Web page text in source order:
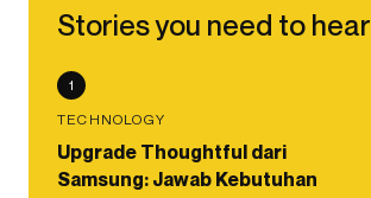
Stories you need to hear
1
TECHNOLOGY
Upgrade Thoughtful dari
Samsung: Jawab Kebutuhan